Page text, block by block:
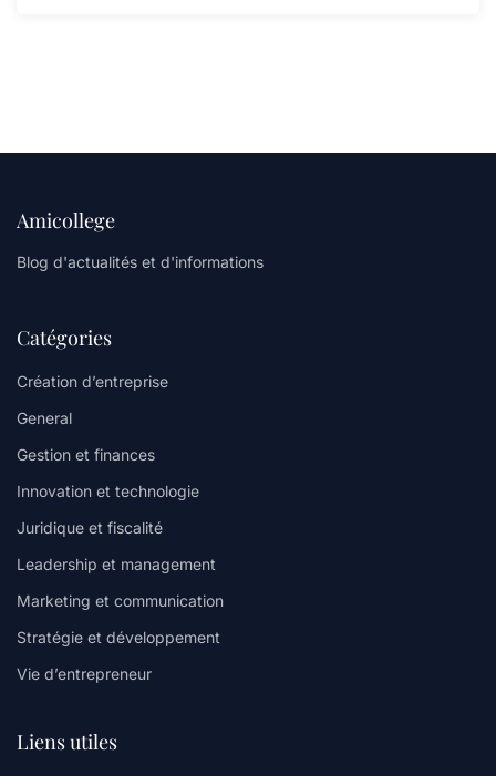
Amicollege
Blog d'actualités et d'informations
Catégories
Création d’entreprise
General
Gestion et finances
Innovation et technologie
Juridique et fiscalité
Leadership et management
Marketing et communication
Stratégie et développement
Vie d’entrepreneur
Liens utiles